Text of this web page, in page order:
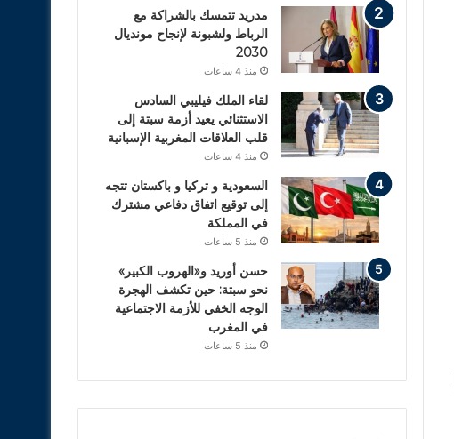
مدريد تتمسك بالشراكة مع
الرباط ولشبونة لإنجاح مونديال
2030
منذ 4 ساعات
لقاء الملك فيليبي السادس
الاستثنائي يعيد أزمة سبتة إلى
قلب العلاقات المغربية الإسبانية
منذ 4 ساعات
السعودية و تركيا و باكستان تتجه
إلى توقيع اتفاق دفاعي مشترك
في المملكة
منذ 5 ساعات
حسن أوريد و«الهروب الكبير»
نحو سبتة: حين تكشف الهجرة
الوجه الخفي للأزمة الاجتماعية
في المغرب
منذ 5 ساعات